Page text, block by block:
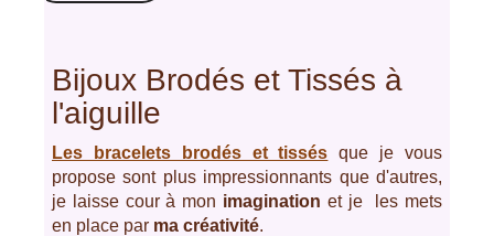
Bijoux Brodés et Tissés à
l'aiguille
Les bracelets brodés et tissés que je vous
propose sont plus impressionnants que d'autres,
je laisse cour à mon imagination et je les mets
en place par ma créativité.